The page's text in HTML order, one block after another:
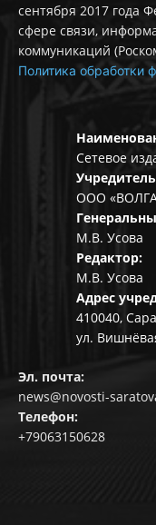
сентября 2017 года
сфере связи,
коммуникаций
Политика обработки
Сетевое
ООО
М.В. Усова
Редактор:
М.В. Усова
Адрес
410040,
ул.
Эл. почта:
news@novosti-
Телефон:
+79063150628